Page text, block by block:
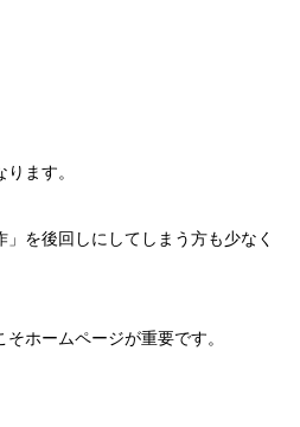
ます。
を後回しにしてしまう方も少なく
ホームページが重要です。